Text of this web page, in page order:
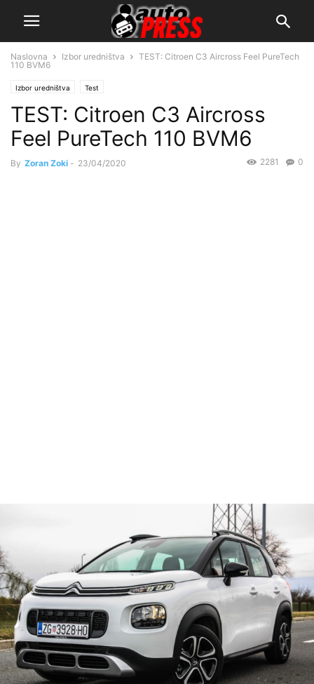
Naslovna Izbor uredništva
TEST: Citroen C3 Aircross Feel PureTech
110 BVM6
Izbor uredništva Test
TEST: Citroen C3 Aircross
Feel PureTech 110 BVM6
By Zoran Zoki - 23/04/2020 0
2281